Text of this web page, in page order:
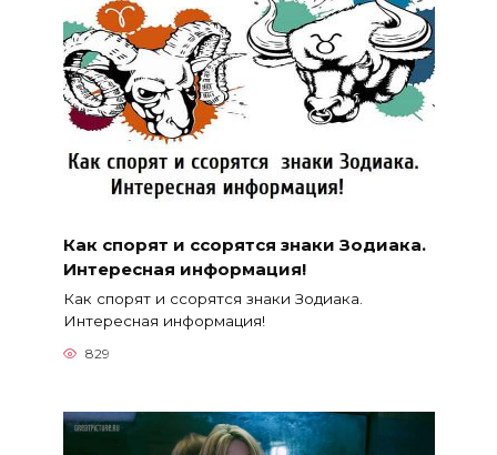
Как спорят и ссорятся знаки Зодиака.
Интересная информация!
Как спорят и ссорятся знаки Зодиака.
Интересная информация!
829